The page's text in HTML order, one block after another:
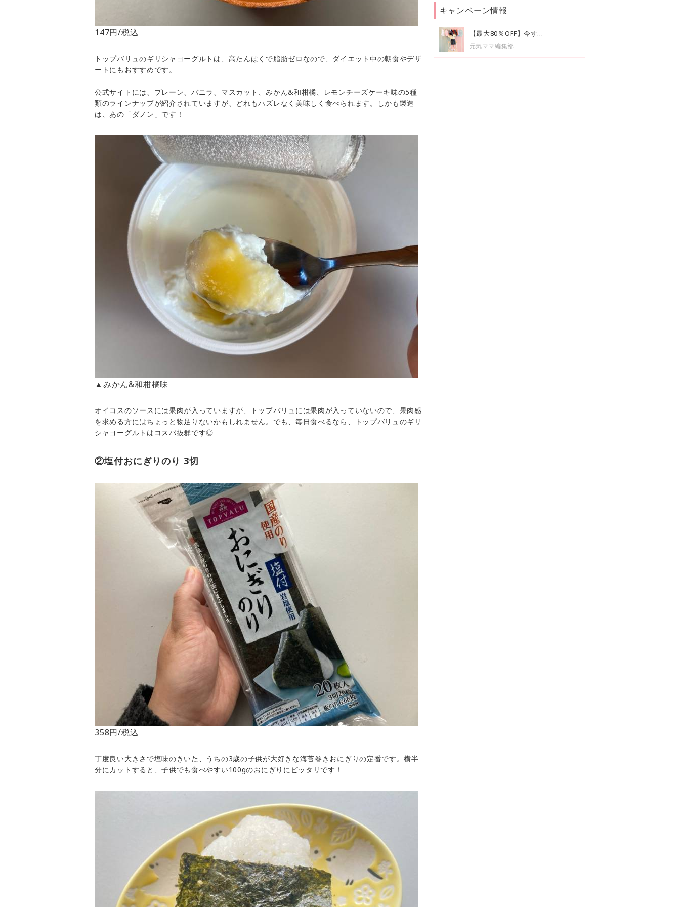
147円/税込
トップバリュのギリシャヨーグルトは、高たんぱくで脂肪ゼロなので、ダイエット中の朝食やデザ
ートにもおすすめです。
公式サイトには、プレーン、バニラ、マスカット、みかん&和柑橘、レモンチーズケーキ味の5種
類のラインナップが紹介されていますが、どれもハズレなく美味しく食べられます。しかも製造
は、あの「ダノン」です！
▲みかん&和柑橘味
オイコスのソースには果肉が入っていますが、トップバリュには果肉が入っていないので、果肉感
を求める方にはちょっと物足りないかもしれません。でも、毎日食べるなら、トップバリュのギリ
シャヨーグルトはコスパ抜群です◎
②塩付おにぎりのり 3切
358円/税込
丁度良い大きさで塩味のきいた、うちの3歳の子供が大好きな海苔巻きおにぎりの定番です。横半
分にカットすると、子供でも食べやすい100gのおにぎりにピッタリです！
キャンペーン情報
【最大80％OFF】今す...
元気ママ編集部